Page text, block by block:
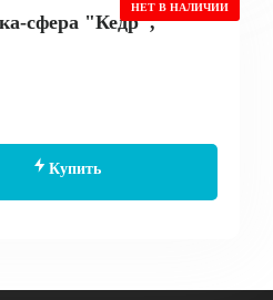
НЕТ В НАЛИЧИИ
сфера "Кедр",
Купить